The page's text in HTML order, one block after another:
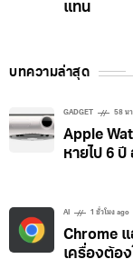
แทน
บทความล่าสุด
GADGET 58 น
Apple
หายไป 6 ปี
AI 1 ชั่วโมง ago
Chrome
เครื่องต้อ